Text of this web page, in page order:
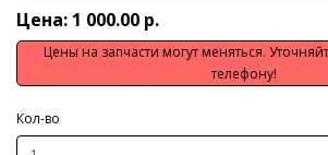
Цена: 1 000.00 р.
Цены на запчасти могут меняться.
телефону!
Кол-во